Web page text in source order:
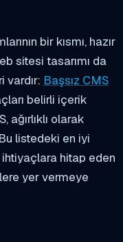
bir kısmı, hazır
sitesi tasarımı da
vardır: Başsız CMS
belirli içerik
ağırlıklı olarak
listedeki en iyi
ihtiyaçlara hitap eden
yer vermeye